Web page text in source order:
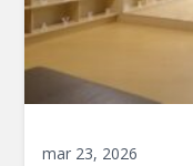
mar 23, 2026